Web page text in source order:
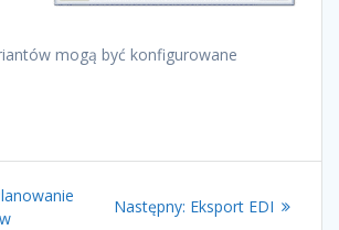
mogą być konfigurowane
Następny: Następny
Eksport EDI